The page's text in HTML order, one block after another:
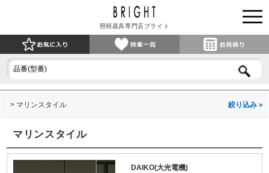
照明器具専門店ブライト
マリンスタイル 絞り込み »
マリンスタイル
DAIKO(大光電機)